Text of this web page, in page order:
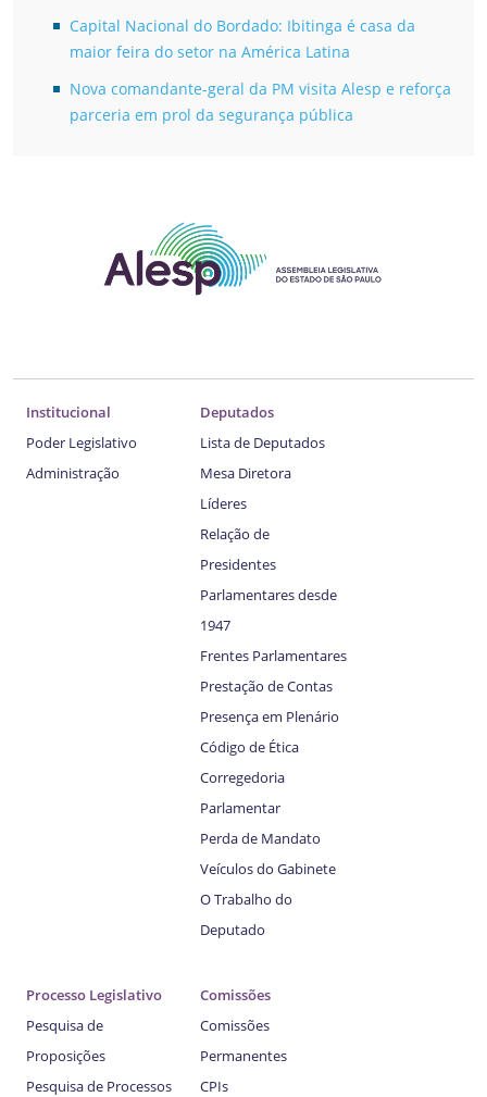
Capital Nacional do Bordado: Ibitinga é casa da
maior feira do setor na América Latina
Nova comandante-geral da PM visita Alesp e reforça
parceria em prol da segurança pública
Institucional
Poder Legislativo
Administração
Deputados
Lista de Deputados
Mesa Diretora
Líderes
Relação de
Presidentes
Parlamentares desde
1947
Frentes Parlamentares
Prestação de Contas
Presença em Plenário
Código de Ética
Corregedoria
Parlamentar
Perda de Mandato
Veículos do Gabinete
O Trabalho do
Deputado
Processo Legislativo
Pesquisa de
Proposições
Pesquisa de Processos
Comissões
Comissões
Permanentes
CPIs